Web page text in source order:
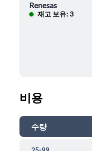
Renesas
재고 보유: 3
비용
수량